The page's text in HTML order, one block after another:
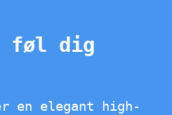
føl dig
en elegant high-